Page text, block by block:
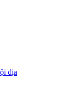
địa